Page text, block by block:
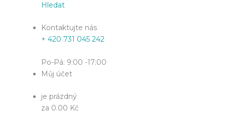
Hledat
Kontaktujte nás
+ 420 731 045 242
Po-Pá: 9:00 -17:00
Můj účet
je prázdný
za 0.00 Kč